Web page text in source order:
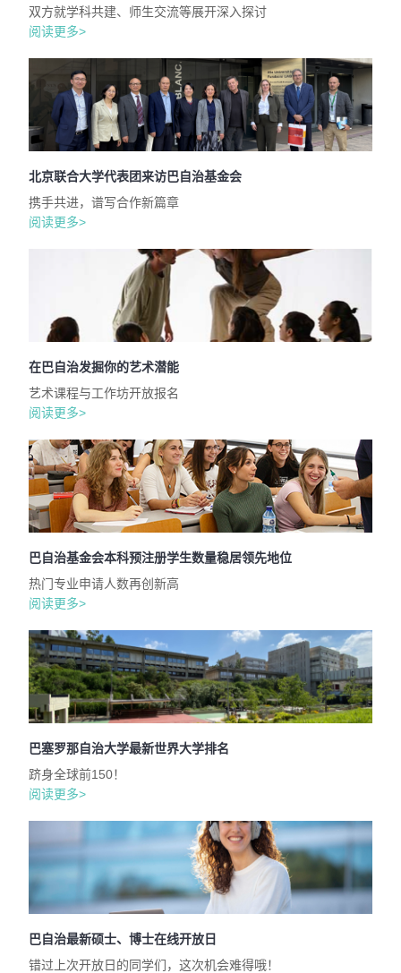
双方就学科共建、师生交流等展开深入探讨
阅读更多>
北京联合大学代表团来访巴自治基金会
携手共进，谱写合作新篇章
阅读更多>
在巴自治发掘你的艺术潜能
艺术课程与工作坊开放报名
阅读更多>
巴自治基金会本科预注册学生数量稳居领先地位
热门专业申请人数再创新高
阅读更多>
巴塞罗那自治大学最新世界大学排名
跻身全球前150！
阅读更多>
巴自治最新硕士、博士在线开放日
错过上次开放日的同学们，这次机会难得哦！